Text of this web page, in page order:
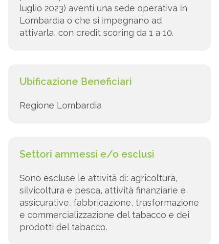
luglio 2023) aventi una sede operativa in
Lombardia o che si impegnano ad
attivarla, con credit scoring da 1 a 10.
Ubificazione Beneficiari
Regione Lombardia
Settori ammessi e/o esclusi
Sono escluse le attività di: agricoltura,
silvicoltura e pesca, attività finanziarie e
assicurative, fabbricazione, trasformazione
e commercializzazione del tabacco e dei
prodotti del tabacco.